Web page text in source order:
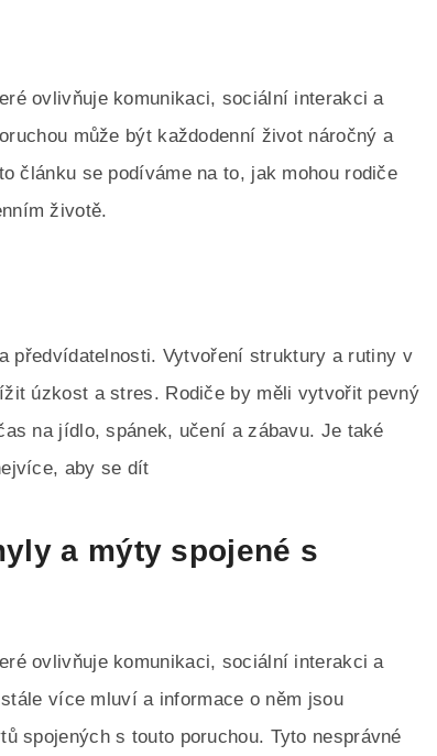
ovlivňuje komunikaci, sociální interakci a
může být každodenní život náročný a
článku se podíváme na to, jak mohou rodiče
životě.
předvídatelnosti. Vytvoření struktury a rutiny v
úzkost a stres. Rodiče by měli vytvořit pevný
na jídlo, spánek, učení a zábavu. Je také
aby se dít
a mýty spojené s
ovlivňuje komunikaci, sociální interakci a
více mluví a informace o něm jsou
spojených s touto poruchou. Tyto nesprávné